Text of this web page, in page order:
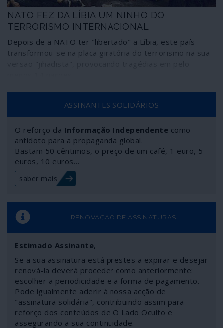
NATO FEZ DA LÍBIA UM NINHO DO
TERRORISMO INTERNACIONAL
Depois de a NATO ter "libertado" a Líbia, este país
transformou-se na placa giratória do terrorismo na sua
ASSINANTES SOLIDÁRIOS
O reforço da Informação Independente como
antídoto para a propaganda global.
Bastam 50 cêntimos, o preço de um café, 1 euro, 5
euros, 10 euros…
saber mais
RENOVAÇÃO DE ASSINATURAS
Estimado Assinante,
Se a sua assinatura está prestes a expirar e desejar
renová-la deverá proceder como anteriormente:
escolher a periodicidade e a forma de pagamento.
Pode igualmente aderir à nossa acção de
"assinatura solidária", contribuindo assim para
reforço dos conteúdos de O Lado Oculto e
assegurando a sua continuidade.